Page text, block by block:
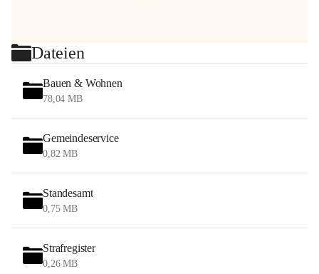
Dateien
Bauen & Wohnen
78,04 MB
Gemeindeservice
0,82 MB
Standesamt
0,75 MB
Strafregister
0,26 MB